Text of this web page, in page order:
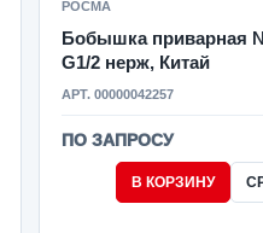
РОСМА
Бобышка приварная
G1/2 нерж, Китай
АРТ. 00000042257
ПО ЗАПРОСУ
В КОРЗИНУ